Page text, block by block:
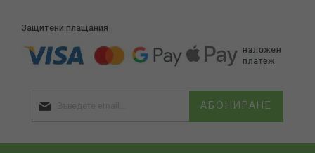
Защитени плащания
АБОНИРАНЕ